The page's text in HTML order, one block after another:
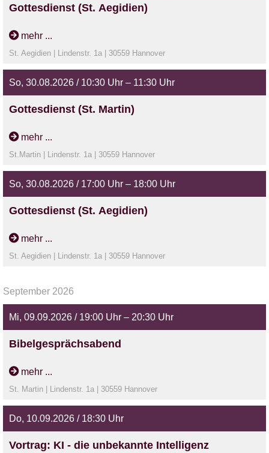
Gottesdienst (St. Aegidien)
mit Pastor Blessing
mehr ...
St. Aegidien | Lindenstr. 1a | 30559 Hannover
So, 30.08.2026 / 10:30 Uhr – 11:30 Uhr
Gottesdienst (St. Martin)
mehr ...
St.Martin | Lindenstr. 1a | 30559 Hannover
So, 30.08.2026 / 17:00 Uhr – 18:00 Uhr
Gottesdienst (St. Aegidien)
mit Prädikantin Pohl
mehr ...
St. Aegidien | Lindenstr. 1a | 30559 Hannover
September 2026
Mi, 09.09.2026 / 19:00 Uhr – 20:30 Uhr
Bibelgesprächsabend
Wir nehmen uns Zeit, anhand eines Bibeltextes auf Gottes
reden zu hören. Dr. Günzel-Apel
mehr ...
St. Martin | Lindenstr. 1a | 30559 Hannover
Do, 10.09.2026 / 18:30 Uhr
Vortrag: KI - die unbekannte Intelligenz